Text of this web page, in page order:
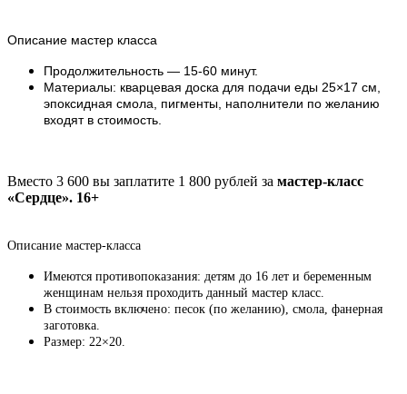
Описание мастер класса
Продолжительность — 15-60 минут.
Материалы: кварцевая доска для подачи еды 25×17 см,
эпоксидная смола, пигменты, наполнители по желанию
входят в стоимость.
Вместо 3 600 вы заплатите 1 800 рублей за мастер-класс
«Сердце». 16+
Описание мастер-класса
Имеются противопоказания: детям до 16 лет и беременным
женщинам нельзя проходить данный мастер класс.
В стоимость включено: песок (по желанию), смола, фанерная
заготовка.
Размер: 22×20.